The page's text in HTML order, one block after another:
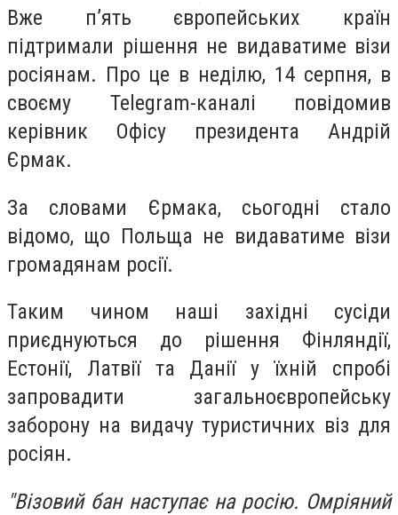
Вже п’ять європейських країн
підтримали рішення не видаватиме візи
росіянам. Про це в неділю, 14 серпня, в
своєму Telegram-каналі повідомив
керівник Офісу президента Андрій
Єрмак.
За словами Єрмака, сьогодні стало
відомо, що Польща не видаватиме візи
громадянам росії.
Таким чином наші західні сусіди
приєднуються до рішення Фінляндії,
Естонії, Латвії та Данії у їхній спробі
запровадити загальноєвропейську
заборону на видачу туристичних віз для
росіян.
"Візовий бан наступає на росію. Омріяний